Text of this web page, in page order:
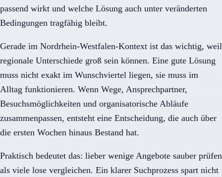
passend wirkt und welche Lösung auch unter veränderten
Bedingungen tragfähig bleibt.
Gerade im Nordrhein-Westfalen-Kontext ist das wichtig, weil
regionale Unterschiede groß sein können. Eine gute Lösung
muss nicht exakt im Wunschviertel liegen, sie muss im
Alltag funktionieren. Wenn Wege, Ansprechpartner,
Besuchsmöglichkeiten und organisatorische Abläufe
zusammenpassen, entsteht eine Entscheidung, die auch über
die ersten Wochen hinaus Bestand hat.
Praktisch bedeutet das: lieber wenige Angebote sauber prüfen
als viele lose vergleichen. Ein klarer Suchprozess spart nicht